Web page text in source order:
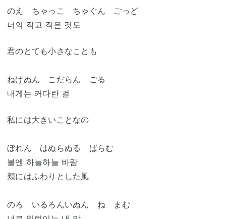
のえ ちゃっこ ちゃぐん ごっど
너의 작고 작은 것도
君のとても小さなことも
ねげぬん こだらん ごる
내게는 커다란 걸
私には大きいことなの
ぼれん はぬらぬる ばらむ
볼엔 하늘하늘 바람
頬にはふわりとした風
のろ いるろんいぬん ね まむ